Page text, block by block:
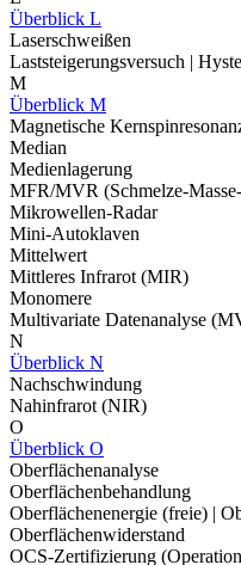
Überblick L
Laserschweißen
Laststeigerungsversuch |
M
Überblick M
Magnetische
Median
Medienlagerung
MFR/MVR (Schmelze-
Mikrowellen-Radar
Mini-Autoklaven
Mittelwert
Mittleres Infrarot (MIR)
Monomere
Multivariate Datenanalyse
N
Überblick N
Nachschwindung
Nahinfrarot (NIR)
O
Überblick O
Oberflächenanalyse
Oberflächenbehandlung
Oberflächenenergie (freie) |
Oberflächenwiderstand
OCS-Zertifizierung